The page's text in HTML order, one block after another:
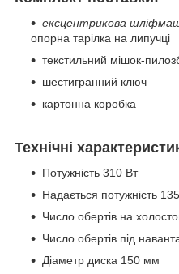
ексцентрикова
опорна тарілка на липучці
текстильний мішок-
шестигранний ключ
картонна коробка
Технічні
Потужність 310 Вт
Надається потужність
Число обертів на
Число обертів під
Діаметр диска 150 мм